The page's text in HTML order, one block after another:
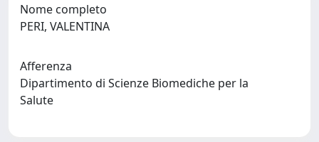
Nome completo
PERI, VALENTINA
Afferenza
Dipartimento di Scienze Biomediche per la
Salute